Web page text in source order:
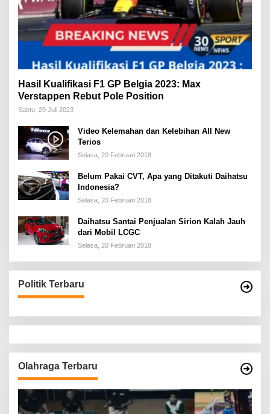
Hasil Kualifikasi F1 GP Belgia 2023: Max
Verstappen Rebut Pole Position
Sabtu, 29 Juli 2023
Video Kelemahan dan Kelebihan All New
Terios
Selasa, 20 Februari 2018
Belum Pakai CVT, Apa yang Ditakuti Daihatsu
Indonesia?
Selasa, 20 Februari 2018
Daihatsu Santai Penjualan Sirion Kalah Jauh
dari Mobil LCGC
Selasa, 20 Februari 2018
Politik Terbaru
Olahraga Terbaru